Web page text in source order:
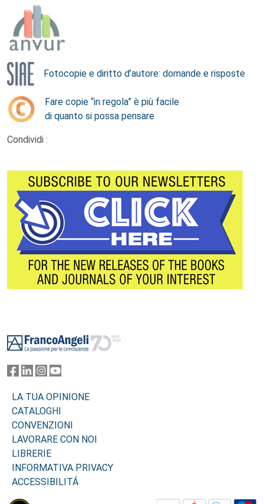
Fotocopie e diritto d’autore: domande e risposte
Fare copie “in regola” è più facile
di quanto si possa pensare
Condividi :
LA TUA OPINIONE
CATALOGHI
CONVENZIONI
LAVORARE CON NOI
LIBRERIE
INFORMATIVA PRIVACY
ACCESSIBILITÁ